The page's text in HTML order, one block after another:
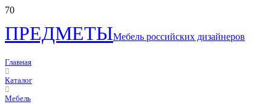
ПРЕДМЕТЫМебель российских дизайнеров
Главная
Каталог
Мебель